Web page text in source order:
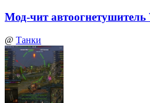
Мод-чит
@ Танки